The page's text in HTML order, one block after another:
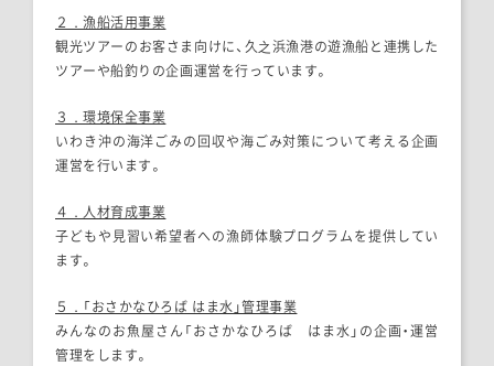
２．漁船活用事業
観光ツアーのお客さま向けに、久之浜漁港の遊漁船と連携した
ツアーや船釣りの企画運営を行っています。
３．環境保全事業
いわき沖の海洋ごみの回収や海ごみ対策について考える企画
運営を行います。
４．人材育成事業
子どもや見習い希望者への漁師体験プログラムを提供してい
ます。
５．「おさかなひろば はま水」管理事業
みんなのお魚屋さん「おさかなひろば はま水」の企画・運営
管理をします。